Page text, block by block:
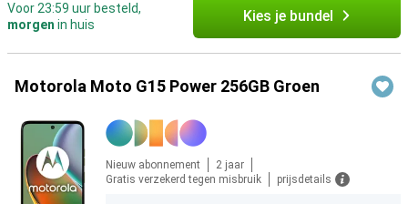
Voor 23:59 uur besteld,
morgen in huis Kies je bundel
Motorola Moto G15 Power 256GB Groen
Nieuw abonnement
2 jaar
Gratis verzekerd tegen misbruik
prijsdetails